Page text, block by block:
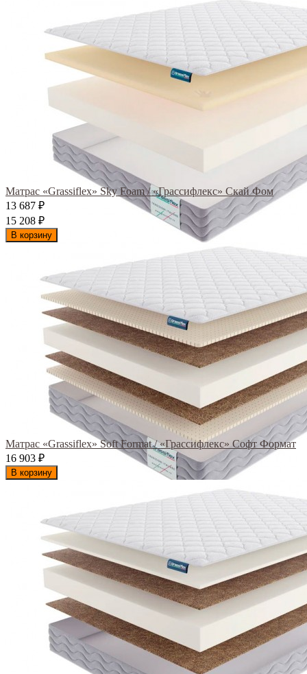
Матрас «Grassiflex» Sky Foam / «Грассифлекс» Скай Фом
13 687 ₽
15 208 ₽
В корзину
Матрас «Grassiflex» Soft Format / «Грассифлекс» Софт Формат
16 903 ₽
В корзину